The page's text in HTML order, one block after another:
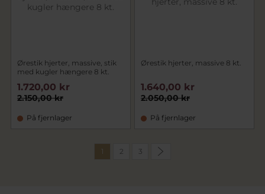
Ørestik hjerter, massive, stik
med kugler hængere 8 kt.
2.150,00 kr
1.720,00 kr
På fjernlager
Ørestik hjerter, massive 8 kt.
2.050,00 kr
1.640,00 kr
På fjernlager
1 2 3